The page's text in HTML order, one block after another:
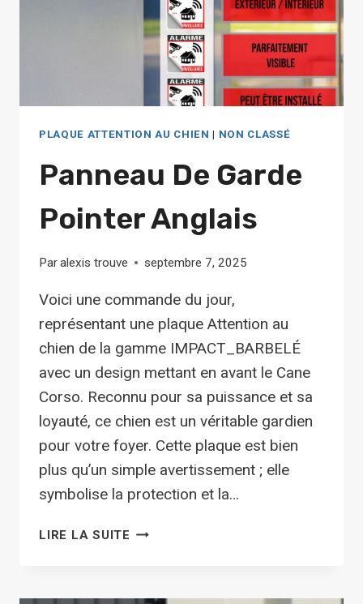
PLAQUE ATTENTION AU CHIEN | NON CLASSÉ
Panneau De Garde
Pointer Anglais
Paralexis trouve septembre 7, 2025
Voici une commande du jour,
représentant une plaque Attention au
chien de la gamme IMPACT_BARBELÉ
avec un design mettant en avant le Cane
Corso. Reconnu pour sa puissance et sa
loyauté, ce chien est un véritable gardien
pour votre foyer. Cette plaque est bien
plus qu’un simple avertissement ; elle
symbolise la protection et la…
LIRE LA SUITE PANNEAU